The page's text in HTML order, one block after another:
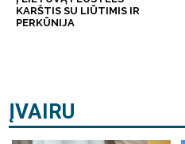
KARŠTIS SU LIŪTIMIS IR
PERKŪNIJA
ĮVAIRU